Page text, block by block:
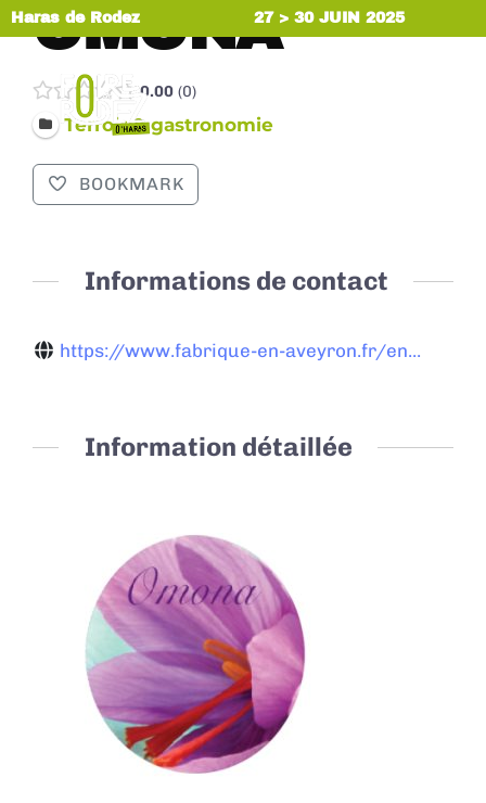
Haras de Rodez 27 > 30 JUIN 2025
OMONA
0.00 0
Terroir & gastronomie
BOOKMARK
Informations de contact
https://www.fabrique-en-aveyron.fr/en...
Information détaillée